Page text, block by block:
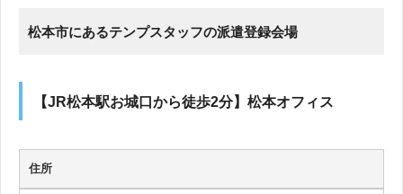
松本市にあるテンプスタッフの派遣登録会場
【JR松本駅お城口から徒歩2分】松本オフィス
住所